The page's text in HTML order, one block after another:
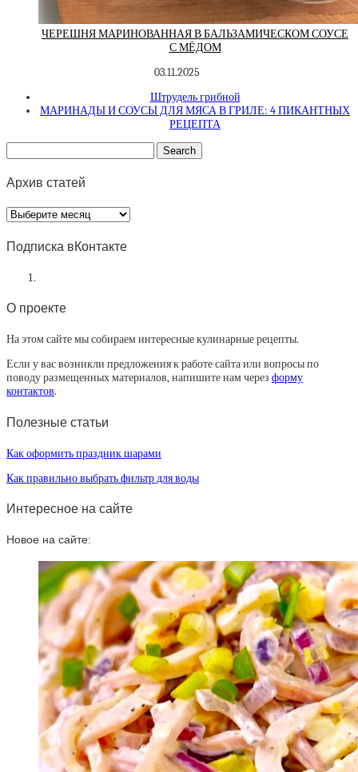
ЧЕРЕШНЯ МАРИНОВАННАЯ В БАЛЬЗАМИЧЕСКОМ СОУСЕ
С МЁДОМ
03.11.2025
Штрудель грибной
МАРИНАДЫ И СОУСЫ ДЛЯ МЯСА В ГРИЛЕ: 4 ПИКАНТНЫХ
РЕЦЕПТА
Архив статей
Архив
статей
Подписка вКонтакте
О проекте
На этом сайте мы собираем интересные кулинарные рецепты.
Если у вас возникли предложения к работе сайта или вопросы по
поводу размещенных материалов, напишите нам через форму
контактов.
Полезные статьи
Как оформить праздник шарами
Как правильно выбрать фильтр для воды
Интересное на сайте
Новое на сайте: